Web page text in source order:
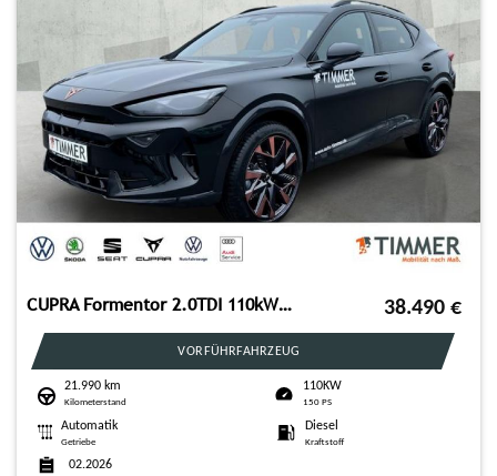
CUPRA Formentor 2.0TDI 110kW (150PS)*DSG*AHK*MATRIX*36 38.490 €
VORFÜHRFAHRZEUG
21.990 km
Kilometerstand
110KW
150 PS
Automatik
Getriebe
Diesel
Kraftstoff
02.2026